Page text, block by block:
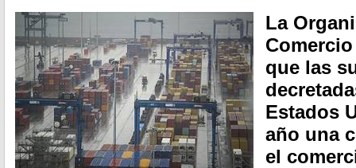
La
que las
Estados
año una
el